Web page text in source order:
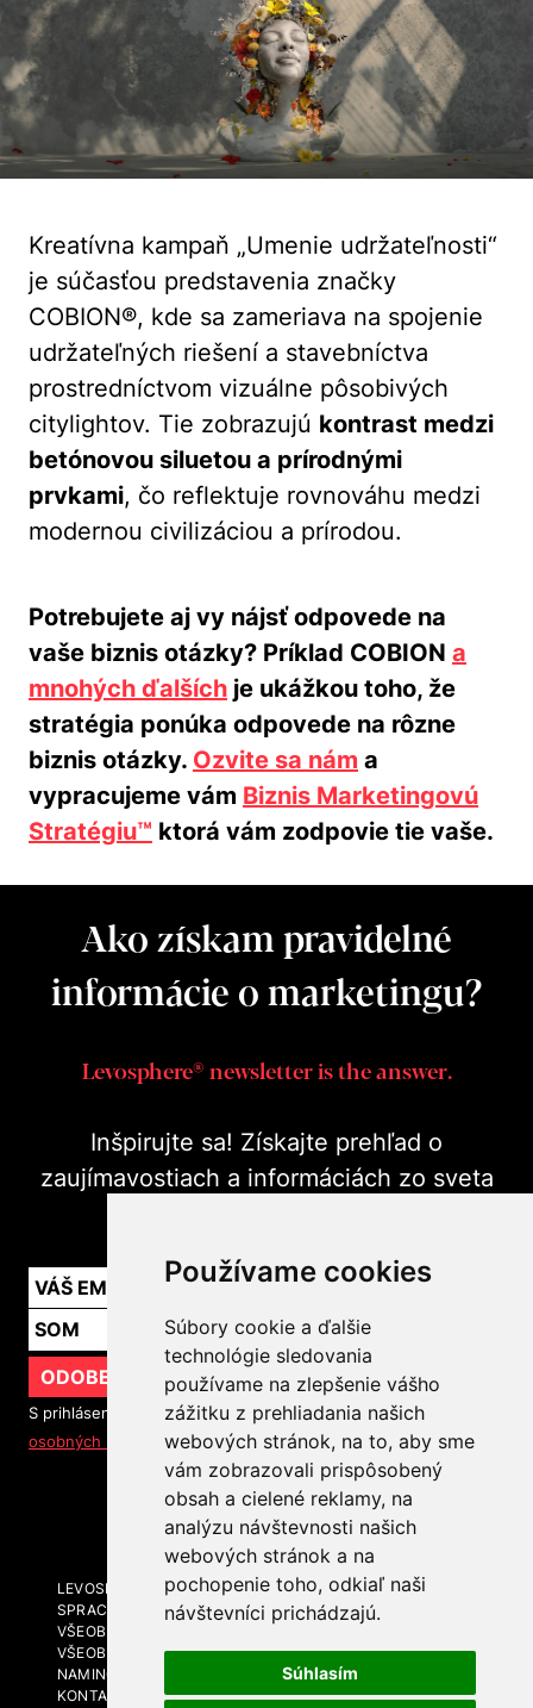
Používame cookies
Súbory cookie a ďalšie
technológie sledovania
používame na zlepšenie vášho
zážitku z prehliadania našich
webových stránok, na to, aby sme
vám zobrazovali prispôsobený
obsah a cielené reklamy, na
analýzu návštevnosti našich
webových stránok a na
pochopenie toho, odkiaľ naši
návštevníci prichádzajú.
Súhlasím
Kreatívna kampaň „Umenie udržateľnosti“
je súčasťou predstavenia značky
COBION®, kde sa zameriava na spojenie
udržateľných riešení a stavebníctva
prostredníctvom vizuálne pôsobivých
citylightov. Tie zobrazujú kontrast medzi
betónovou siluetou a prírodnými
prvkami, čo reflektuje rovnováhu medzi
modernou civilizáciou a prírodou.
Potrebujete aj vy nájsť odpovede na
vaše biznis otázky? Príklad COBION a
mnohých ďalších je ukážkou toho, že
stratégia ponúka odpovede na rôzne
biznis otázky. Ozvite sa nám a
vypracujeme vám Biznis Marketingovú
Stratégiu™ ktorá vám zodpovie tie vaše.
Ako získam pravidelné
informácie o marketingu?
Levosphere® newsletter is the answer.
Inšpirujte sa! Získajte prehľad o
zaujímavostiach a informáciách zo sveta
ODOBERAŤ
S prihlásením na odber noviniek súhlasíte so spracovaním
osobných údajov
SLEDUJTE NÁS
LEVOSPHERE A MÉDIÁ
SPRACOVANIE OSOBNÝCH ÚDAJOV
VŠEOBECNÉ OBCHODNÉ PODMIENKY
VŠEOBECNÉ OBCHODNÉ PODMIENKY - BRANDING A
NAMING
KONTAKT